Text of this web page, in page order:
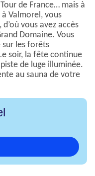
de France… mais à
Valmorel, vous
vous avez accès
Domaine. Vous
sur les forêts
soir, la fête continue
de luge illuminée.
au sauna de votre